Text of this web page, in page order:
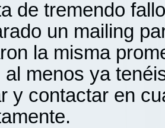
de tremendo
un mailing
la misma
al menos ya
y contactar en